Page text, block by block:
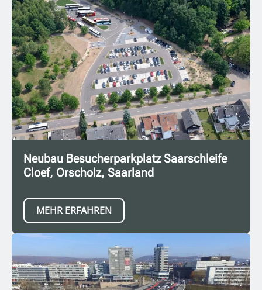
Neubau Besucherparkplatz Saarschleife
Cloef, Orscholz, Saarland
MEHR ERFAHREN